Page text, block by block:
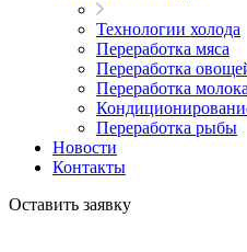
Технологии холода
Переработка мяса
Переработка
Переработка молока
Переработка рыбы
Новости
Контакты
Оставить заявку